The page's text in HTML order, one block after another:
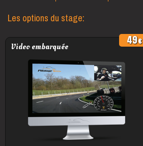
Les options du stage:
Video embarquée
49